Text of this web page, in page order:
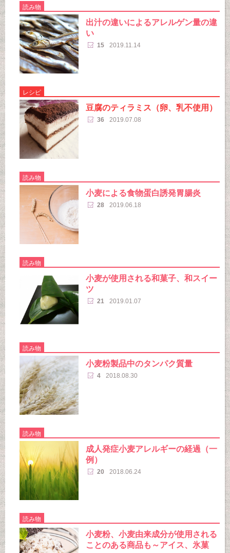
読み物
出汁の違いによるアレルゲン量の違
い
15 2019.11.14
レシピ
豆腐のティラミス（卵、乳不使用）
36 2019.07.08
読み物
小麦による食物蛋白誘発胃腸炎
28 2019.06.18
読み物
小麦が使用される和菓子、和スイー
ツ
21 2019.01.07
読み物
小麦粉製品中のタンパク質量
4 2018.08.30
読み物
成人発症小麦アレルギーの経過（一
例）
20 2018.06.24
読み物
小麦粉、小麦由来成分が使用される
ことのある商品も～アイス、氷菓